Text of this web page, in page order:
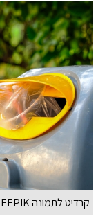
קרדיט לתמונה FREEPIK